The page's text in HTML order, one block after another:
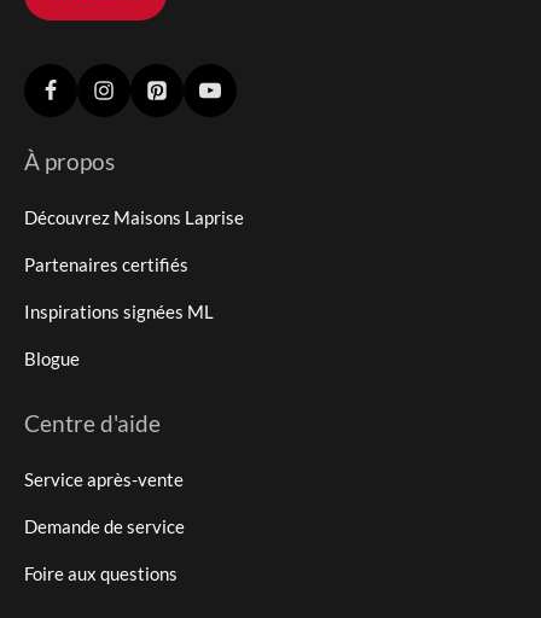
À propos
Découvrez Maisons Laprise
Partenaires certifiés
Inspirations signées ML
Blogue
Centre d'aide
Service après-vente
Demande de service
Foire aux questions